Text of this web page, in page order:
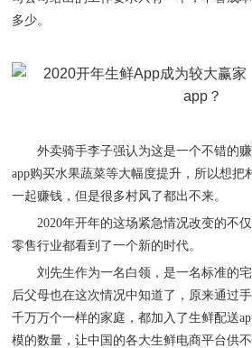
多少。
外卖骑手李子强认为这是一个不错的
app购买水果蔬菜等大幅度提升，所以想把
一起赚钱，但是很多村风了都出不来。
2020年开年的这场紧急情况改变的不
零售行业都看到了一个新的时代。
刘先生作为一名白领，是一名标准的
后父母也在这次情况中知道了，原来通过
千万万个一样的家庭，都加入了生鲜配送
模的数量，让中国的各大生鲜电商平台供